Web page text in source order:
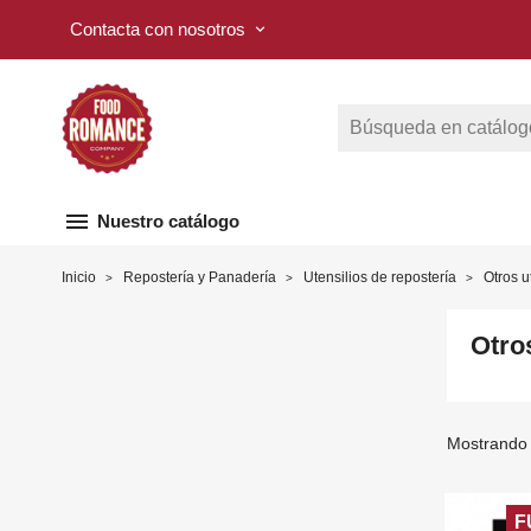
Contacta con nosotros keyboard_arrow_down
menu Nuestro catálogo
Inicio Repostería y Panadería Utensilios de repostería Otros